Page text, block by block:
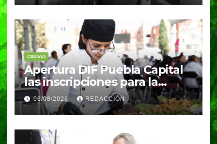
CIUDAD
Apertura DIF Puebla Capital
las inscripciones para la
Carrera de Capacitación para
el Trabajo en Gastronomía
06/08/2026 REDACCIÓN